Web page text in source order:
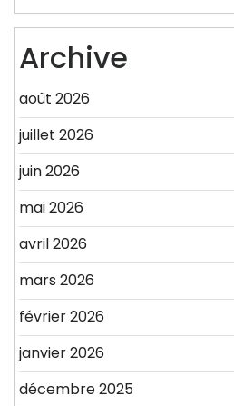
Archive
août 2026
juillet 2026
juin 2026
mai 2026
avril 2026
mars 2026
février 2026
janvier 2026
décembre 2025